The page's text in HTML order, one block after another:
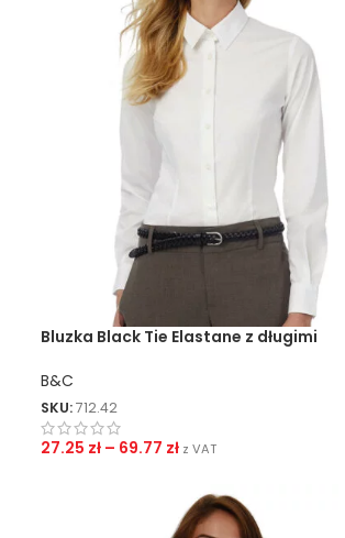
Bluzka Black Tie Elastane z długimi
B&C
SKU:712.42
27.25 zł – 69.77 zł z VAT